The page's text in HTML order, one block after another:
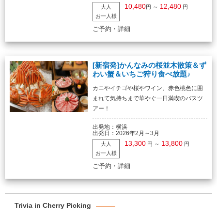
大人
お一人様
10,480円 ～ 12,480 円
ご予約・詳細
[新宿発]かんなみの桜並木散策＆ず
わい蟹＆いちご狩り食べ放題♪
カニやイチゴや桜やワイン、赤色桃色に囲
まれて気持ちまで華やぐ一日満喫のバスツ
アー！
出発地：横浜
出発日：2026年2月～3月
大人
お一人様
13,300 円 ～ 13,800 円
ご予約・詳細
Trivia in Cherry Picking